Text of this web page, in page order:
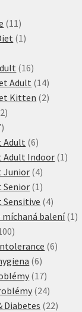
11 11
produktů
1 1
1616
produktů
Adult 1414
produktů
Kitten 22
22
17
produktů
Adult 66
produktů
Adult Indoor 1 1
Junior 44
produkty
Senior 1 1
produkt
Sensitive 44
produkty
míchaná balení 1 1
100
produktů66
66
produktů
1717
produktů
2424
produktů
Diabetes 2222